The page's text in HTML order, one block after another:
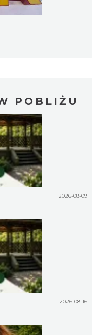
POBLIŻU
2026-08-09
2026-08-16